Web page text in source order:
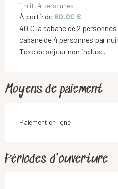
1 nuit, 4 personnes
À partir de 80,00 €
40 € la cabane de 2
cabane de 4 personnes par
Taxe de séjour non incluse.
Moyens de paiement
Paiement en ligne
Périodes d'ouverture